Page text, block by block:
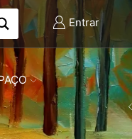
Entrar